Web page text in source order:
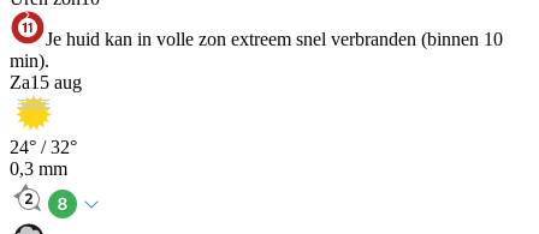
Je huid kan in volle zon extreem snel verbranden (binnen 10
min).
Za15 aug
24° /32°
0,3 mm